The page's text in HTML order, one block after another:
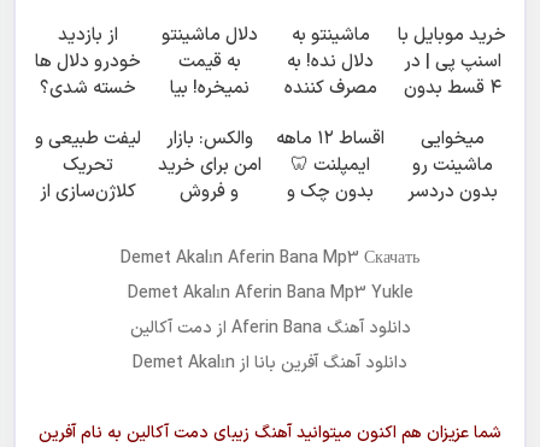
خرید موبایل با
اسنپ پی | در
۴ قسط بدون
ماشینتو به
دلال نده! به
مصرف کننده
پاسخ به یک
تماس
دلال ماشینتو
به قیمت
نمیخره! بیا
بفروش*فقط
خریدار واقعی*
از بازدید
خودرو دلال ها
خسته شدی؟
ماشینت رو
اینجا ثبت کن
میخوایی
ماشینت رو
بدون دردسر
کمیسیون
اقساط ۱۲ ماهه
ایمپلنت 🦷
بدون چک و
امروز اقدام کن
✅
والکس: بازار
امن برای خرید
و فروش
دیجیتال
لیفت طبیعی و
تحریک
کلاژن‌سازی از
ماندگاری ✅Demet Akalın Aferin Bana Mp3 Скачать
Demet Akalın Aferin Bana Mp3 Yukle
دانلود آهنگ Aferin Bana از دمت آکالین
دانلود آهنگ آفرین بانا از Demet Akalın
شما عزیزان هم اکنون میتوانید آهنگ زیبای دمت آکالین به نامآفرین